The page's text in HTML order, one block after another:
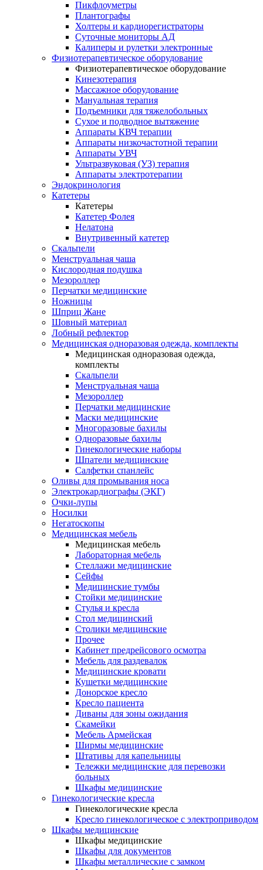
Пикфлоуметры
Плантографы
Холтеры и кардиорегистраторы
Суточные мониторы АД
Калиперы и рулетки электронные
Физиотерапевтическое оборудование
Физиотерапевтическое оборудование
Кинезотерапия
Массажное оборудование
Мануальная терапия
Подъемники для тяжелобольных
Сухое и подводное вытяжение
Аппараты КВЧ терапии
Аппараты низкочастотной терапии
Аппараты УВЧ
Ультразвуковая (УЗ) терапия
Аппараты электротерапии
Эндокринология
Катетеры
Катетеры
Катетер Фолея
Нелатона
Внутривенный катетер
Скальпели
Менструальная чаша
Кислородная подушка
Мезороллер
Перчатки медицинские
Ножницы
Шприц Жане
Шовный материал
Лобный рефлектор
Медицинская одноразовая одежда, комплекты
Медицинская одноразовая одежда,
комплекты
Скальпели
Менструальная чаша
Мезороллер
Перчатки медицинские
Маски медицинские
Многоразовые бахилы
Одноразовые бахилы
Гинекологические наборы
Шпатели медицинские
Салфетки спанлейс
Оливы для промывания носа
Электрокардиографы (ЭКГ)
Очки-лупы
Носилки
Негатоскопы
Медицинская мебель
Медицинская мебель
Лабораторная мебель
Стеллажи медицинские
Сейфы
Медицинские тумбы
Стойки медицинские
Cтулья и кресла
Стол медицинский
Столики медицинские
Прочее
Кабинет предрейсового осмотра
Мебель для раздевалок
Медицинские кровати
Кушетки медицинские
Донорское кресло
Кресло пациента
Диваны для зоны ожидания
Скамейки
Мебель Армейская
Ширмы медицинские
Штативы для капельницы
Тележки медицинские для перевозки
больных
Шкафы медицинские
Гинекологические кресла
Гинекологические кресла
Кресло гинекологическое с электроприводом
Шкафы медицинские
Шкафы медицинские
Шкафы для документов
Шкафы металлические с замком